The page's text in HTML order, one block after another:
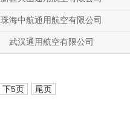
珠海中航通用航空有限公司
武汉通用航空有限公司
下5页 尾页